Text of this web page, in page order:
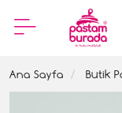
Ana Sayfa Butik